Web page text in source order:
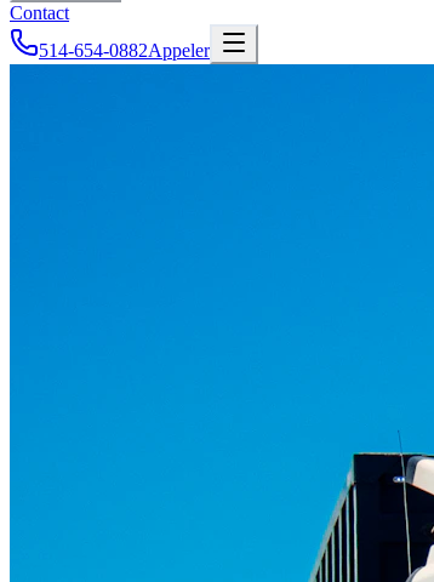
Contact
514-654-0882Appeler